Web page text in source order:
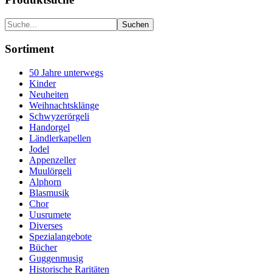
Sortiment
50 Jahre unterwegs
Kinder
Neuheiten
Weihnachtsklänge
Schwyzerörgeli
Handorgel
Ländlerkapellen
Jodel
Appenzeller
Muulörgeli
Alphorn
Blasmusik
Chor
Uusrumete
Diverses
Spezialangebote
Bücher
Guggenmusig
Historische Raritäten